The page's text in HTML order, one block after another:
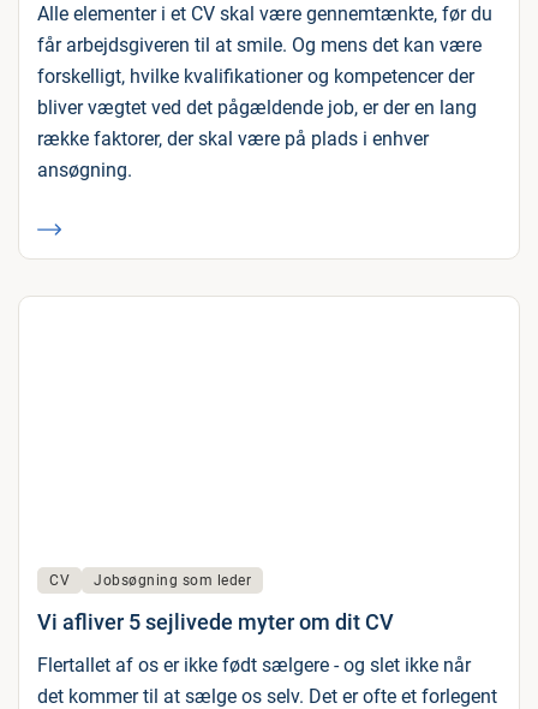
Alle elementer i et CV skal være gennemtænkte, før du
får arbejdsgiveren til at smile. Og mens det kan være
forskelligt, hvilke kvalifikationer og kompetencer der
bliver vægtet ved det pågældende job, er der en lang
række faktorer, der skal være på plads i enhver
ansøgning.
CV Jobsøgning som leder
Vi afliver 5 sejlivede myter om dit CV
Flertallet af os er ikke født sælgere - og slet ikke når
det kommer til at sælge os selv. Det er ofte et forlegent